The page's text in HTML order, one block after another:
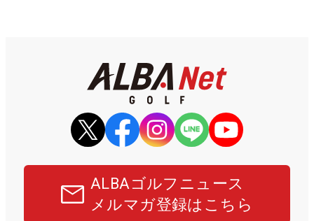
ALBAゴルフニュース
メルマガ登録はこちら